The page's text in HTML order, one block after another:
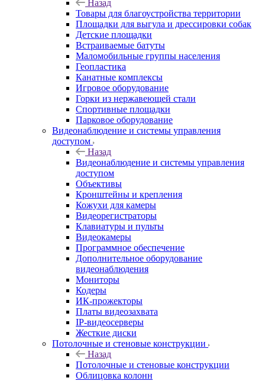
Назад
Товары для благоустройства территории
Площадки для выгула и дрессировки собак
Детские площадки
Встраиваемые батуты
Маломобильные группы населения
Геопластика
Канатные комплексы
Игровое оборудование
Горки из нержавеющей стали
Спортивные площадки
Парковое оборудование
Видеонаблюдение и системы управления
доступом
Назад
Видеонаблюдение и системы управления
доступом
Объективы
Кронштейны и крепления
Кожухи для камеры
Видеорегистраторы
Клавиатуры и пульты
Видеокамеры
Программное обеспечение
Дополнительное оборудование
видеонаблюдения
Мониторы
Кодеры
ИК-прожекторы
Платы видеозахвата
IP-видеосерверы
Жесткие диски
Потолочные и стеновые конструкции
Назад
Потолочные и стеновые конструкции
Облицовка колонн